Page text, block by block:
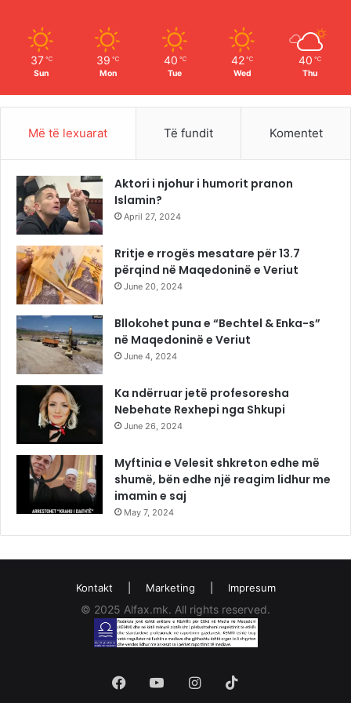
37 ℃
Sun
39 ℃
Mon
40 ℃
Tue
42 ℃
Wed
40 ℃
Thu
Më të lexuarat Të fundit Komentet
Aktori i njohur i humorit pranon
Islamin?
April 27, 2024
Rritje e rrogës mesatare për 13.7
përqind në Maqedoninë e Veriut
June 20, 2024
Bllokohet puna e “Bechtel & Enka-s”
në Maqedoninë e Veriut
June 4, 2024
Ka ndërruar jetë profesoresha
Nebehate Rexhepi nga Shkupi
June 26, 2024
Myftinia e Velesit shkreton edhe më
shumë, bën edhe një reagim lidhur me
imamin e saj
May 7, 2024
Kontakt Marketing Impresum
© 2025 Alfax.mk. All rights reserved.
FacebookYouTubeInstagram